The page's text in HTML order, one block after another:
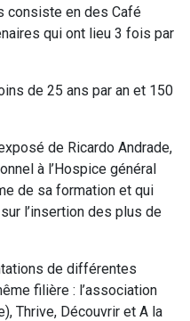
consiste en des Café
qui ont lieu 3 fois par
de 25 ans par an et 150
de Ricardo Andrade,
à l’Hospice général
de sa formation et qui
l’insertion des plus de
de différentes
filière : l’association
Thrive, Découvrir et A la